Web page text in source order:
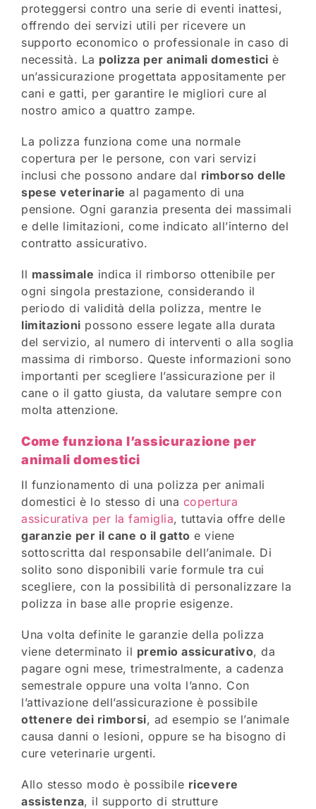
proteggersi contro una serie di eventi inattesi,
offrendo dei servizi utili per ricevere un
supporto economico o professionale in caso di
necessità. La polizza per animali domestici è
un’assicurazione progettata appositamente per
cani e gatti, per garantire le migliori cure al
nostro amico a quattro zampe.
La polizza funziona come una normale
copertura per le persone, con vari servizi
inclusi che possono andare dal rimborso delle
spese veterinarie al pagamento di una
pensione. Ogni garanzia presenta dei massimali
e delle limitazioni, come indicato all’interno del
contratto assicurativo.
Il massimale indica il rimborso ottenibile per
ogni singola prestazione, considerando il
periodo di validità della polizza, mentre le
limitazioni possono essere legate alla durata
del servizio, al numero di interventi o alla soglia
massima di rimborso. Queste informazioni sono
importanti per scegliere l’assicurazione per il
cane o il gatto giusta, da valutare sempre con
molta attenzione.
Come funziona l’assicurazione per
animali domestici
Il funzionamento di una polizza per animali
domestici è lo stesso di una copertura
assicurativa per la famiglia, tuttavia offre delle
garanzie per il cane o il gatto e viene
sottoscritta dal responsabile dell’animale. Di
solito sono disponibili varie formule tra cui
scegliere, con la possibilità di personalizzare la
polizza in base alle proprie esigenze.
Una volta definite le garanzie della polizza
viene determinato il premio assicurativo, da
pagare ogni mese, trimestralmente, a cadenza
semestrale oppure una volta l’anno. Con
l’attivazione dell’assicurazione è possibile
ottenere dei rimborsi, ad esempio se l’animale
causa danni o lesioni, oppure se ha bisogno di
cure veterinarie urgenti.
Allo stesso modo è possibile ricevere
assistenza, il supporto di strutture